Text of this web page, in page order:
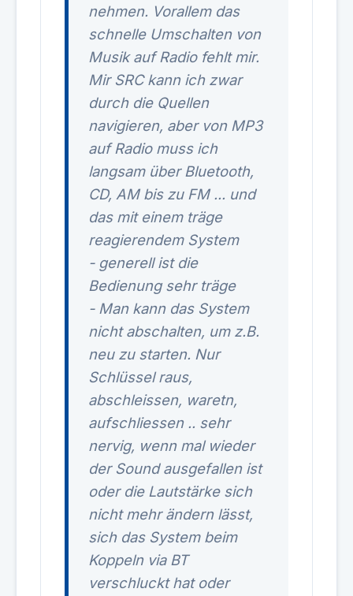
nehmen. Vorallem das
schnelle Umschalten von
Musik auf Radio fehlt mir.
Mir SRC kann ich zwar
durch die Quellen
navigieren, aber von MP3
auf Radio muss ich
langsam über Bluetooth,
CD, AM bis zu FM ... und
das mit einem träge
reagierendem System
- generell ist die
Bedienung sehr träge
- Man kann das System
nicht abschalten, um z.B.
neu zu starten. Nur
Schlüssel raus,
abschleissen, waretn,
aufschliessen .. sehr
nervig, wenn mal wieder
der Sound ausgefallen ist
oder die Lautstärke sich
nicht mehr ändern lässt,
sich das System beim
Koppeln via BT
verschluckt hat oder